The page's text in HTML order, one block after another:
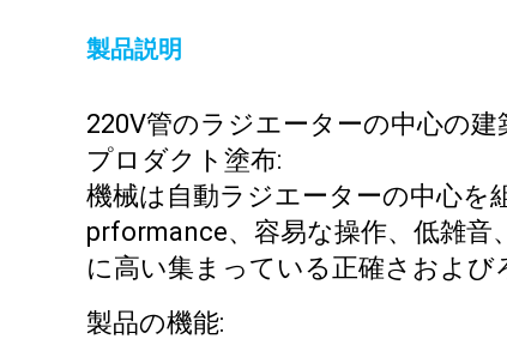
製品説明
220V管のラジエーターの中心の建
プロダクト塗布:
機械は自動ラジエーターの中心を
prformance、容易な操作、低雑
に高い集まっている正確さおよび
製品の機能: